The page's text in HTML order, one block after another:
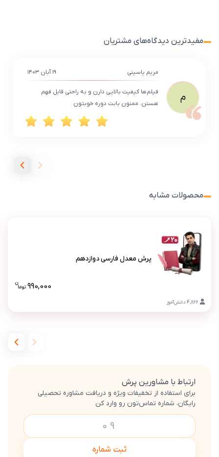
مفیدترین دیدگاه‌های مشتریان
م
مریم یاسینی ۱۹ آبان ۱۴۰۳
فیلم‌ها کیفیت بالایی دارن و به راحتی قابل فهم
هستن. ممنون بابت دوره خوبتون
محصولات مشابه
4,866 دانش‌آموز
پرش معدل فارسی دوازدهم
990,000 توما
ن
قیمت
ارتباط با مشاورین پرش
برای استفاده از تخفیفات ویژه و دریافت مشاوره تحصیلی
رایگان، شماره تماس‌تون رو وارد کن
ثبت شماره